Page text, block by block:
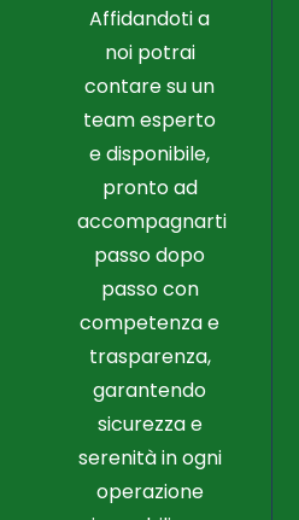
Affidandoti a
noi potrai
contare su un
team esperto
e disponibile,
pronto ad
accompagnarti
passo dopo
passo con
competenza e
trasparenza,
garantendo
sicurezza e
serenità in ogni
operazione